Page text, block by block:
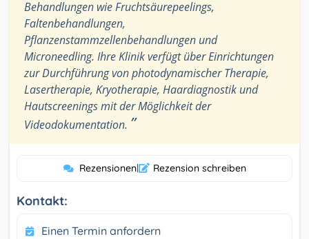
Behandlungen wie Fruchtsäurepeelings,
Faltenbehandlungen,
Pflanzenstammzellenbehandlungen und
Microneedling. Ihre Klinik verfügt über Einrichtungen
zur Durchführung von photodynamischer Therapie,
Lasertherapie, Kryotherapie, Haardiagnostik und
Hautscreenings mit der Möglichkeit der
Videodokumentation. ”
Rezensionen| Rezension schreiben
Kontakt:
Einen Termin anfordern